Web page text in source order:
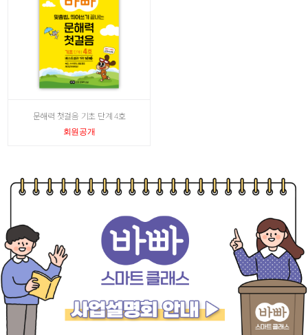
문해력 첫걸음 기초 단계 4호
회원공개